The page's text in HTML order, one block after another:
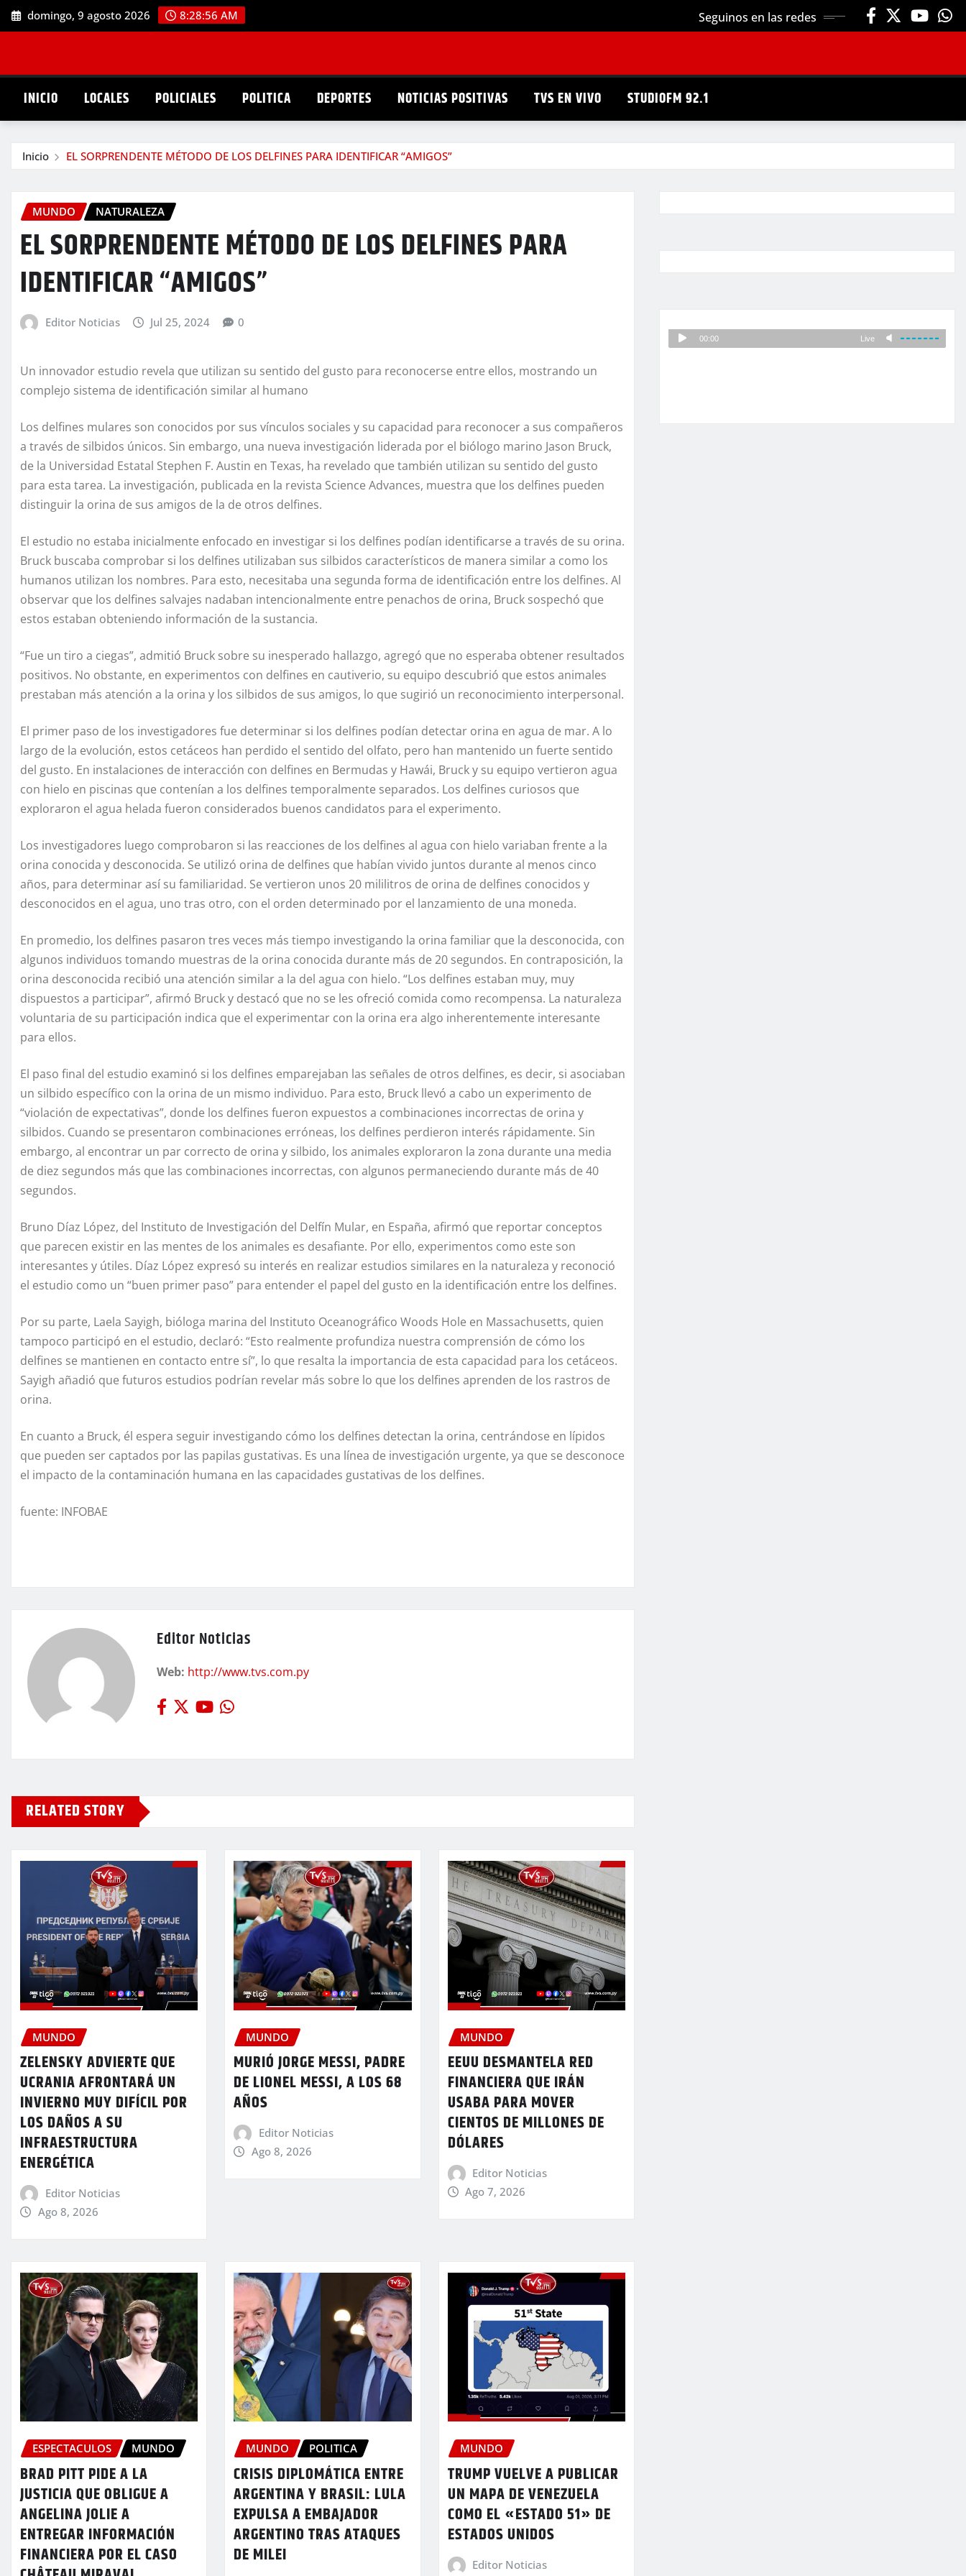
Saltar
al
domingo, 9 agosto 2026 8:28:57 AM Seguinos en las redes
INICIO LOCALES POLICIALES POLITICA DEPORTES NOTICIAS POSITIVAS TVS EN VIVO STUDIOFM 92.1
Inicio EL SORPRENDENTE MÉTODO DE LOS DELFINES PARA IDENTIFICAR “AMIGOS”
MUNDO NATURALEZA
EL SORPRENDENTE MÉTODO DE LOS DELFINES PARA
IDENTIFICAR “AMIGOS”
Editor Noticias Jul 25, 2024 0
Un innovador estudio revela que utilizan su sentido del gusto para reconocerse entre ellos, mostrando un
complejo sistema de identificación similar al humano
Los delfines mulares son conocidos por sus vínculos sociales y su capacidad para reconocer a sus compañeros
a través de silbidos únicos. Sin embargo, una nueva investigación liderada por el biólogo marino Jason Bruck,
de la Universidad Estatal Stephen F. Austin en Texas, ha revelado que también utilizan su sentido del gusto
para esta tarea. La investigación, publicada en la revista Science Advances, muestra que los delfines pueden
distinguir la orina de sus amigos de la de otros delfines.
El estudio no estaba inicialmente enfocado en investigar si los delfines podían identificarse a través de su orina.
Bruck buscaba comprobar si los delfines utilizaban sus silbidos característicos de manera similar a como los
humanos utilizan los nombres. Para esto, necesitaba una segunda forma de identificación entre los delfines. Al
observar que los delfines salvajes nadaban intencionalmente entre penachos de orina, Bruck sospechó que
estos estaban obteniendo información de la sustancia.
“Fue un tiro a ciegas”, admitió Bruck sobre su inesperado hallazgo, agregó que no esperaba obtener resultados
positivos. No obstante, en experimentos con delfines en cautiverio, su equipo descubrió que estos animales
prestaban más atención a la orina y los silbidos de sus amigos, lo que sugirió un reconocimiento interpersonal.
El primer paso de los investigadores fue determinar si los delfines podían detectar orina en agua de mar. A lo
largo de la evolución, estos cetáceos han perdido el sentido del olfato, pero han mantenido un fuerte sentido
del gusto. En instalaciones de interacción con delfines en Bermudas y Hawái, Bruck y su equipo vertieron agua
con hielo en piscinas que contenían a los delfines temporalmente separados. Los delfines curiosos que
exploraron el agua helada fueron considerados buenos candidatos para el experimento.
Los investigadores luego comprobaron si las reacciones de los delfines al agua con hielo variaban frente a la
orina conocida y desconocida. Se utilizó orina de delfines que habían vivido juntos durante al menos cinco
años, para determinar así su familiaridad. Se vertieron unos 20 mililitros de orina de delfines conocidos y
desconocidos en el agua, uno tras otro, con el orden determinado por el lanzamiento de una moneda.
En promedio, los delfines pasaron tres veces más tiempo investigando la orina familiar que la desconocida, con
algunos individuos tomando muestras de la orina conocida durante más de 20 segundos. En contraposición, la
orina desconocida recibió una atención similar a la del agua con hielo. “Los delfines estaban muy, muy
dispuestos a participar”, afirmó Bruck y destacó que no se les ofreció comida como recompensa. La naturaleza
voluntaria de su participación indica que el experimentar con la orina era algo inherentemente interesante
para ellos.
El paso final del estudio examinó si los delfines emparejaban las señales de otros delfines, es decir, si asociaban
un silbido específico con la orina de un mismo individuo. Para esto, Bruck llevó a cabo un experimento de
“violación de expectativas”, donde los delfines fueron expuestos a combinaciones incorrectas de orina y
silbidos. Cuando se presentaron combinaciones erróneas, los delfines perdieron interés rápidamente. Sin
embargo, al encontrar un par correcto de orina y silbido, los animales exploraron la zona durante una media
de diez segundos más que las combinaciones incorrectas, con algunos permaneciendo durante más de 40
segundos.
Bruno Díaz López, del Instituto de Investigación del Delfín Mular, en España, afirmó que reportar conceptos
que parecen existir en las mentes de los animales es desafiante. Por ello, experimentos como este son
interesantes y útiles. Díaz López expresó su interés en realizar estudios similares en la naturaleza y reconoció
el estudio como un “buen primer paso” para entender el papel del gusto en la identificación entre los delfines.
Por su parte, Laela Sayigh, bióloga marina del Instituto Oceanográfico Woods Hole en Massachusetts, quien
tampoco participó en el estudio, declaró: “Esto realmente profundiza nuestra comprensión de cómo los
delfines se mantienen en contacto entre sí”, lo que resalta la importancia de esta capacidad para los cetáceos.
Sayigh añadió que futuros estudios podrían revelar más sobre lo que los delfines aprenden de los rastros de
orina.
En cuanto a Bruck, él espera seguir investigando cómo los delfines detectan la orina, centrándose en lípidos
que pueden ser captados por las papilas gustativas. Es una línea de investigación urgente, ya que se desconoce
el impacto de la contaminación humana en las capacidades gustativas de los delfines.
fuente: INFOBAE
Editor Noticias
Web: http://www.tvs.com.py
RELATED STORY
MUNDO
ZELENSKY ADVIERTE QUE
UCRANIA AFRONTARÁ UN
INVIERNO MUY DIFÍCIL POR
LOS DAÑOS A SU
INFRAESTRUCTURA
ENERGÉTICA
Editor Noticias
Ago 8, 2026
MUNDO
MURIÓ JORGE MESSI, PADRE
DE LIONEL MESSI, A LOS 68
AÑOS
Editor Noticias
Ago 8, 2026
MUNDO
EEUU DESMANTELA RED
FINANCIERA QUE IRÁN
USABA PARA MOVER
CIENTOS DE MILLONES DE
DÓLARES
Editor Noticias
Ago 7, 2026
ESPECTACULOS MUNDO
BRAD PITT PIDE A LA
JUSTICIA QUE OBLIGUE A
ANGELINA JOLIE A
ENTREGAR INFORMACIÓN
FINANCIERA POR EL CASO
MUNDO POLITICA
CRISIS DIPLOMÁTICA ENTRE
ARGENTINA Y BRASIL: LULA
EXPULSA A EMBAJADOR
ARGENTINO TRAS ATAQUES
DE MILEI
MUNDO
TRUMP VUELVE A PUBLICAR
UN MAPA DE VENEZUELA
COMO EL «ESTADO 51» DE
ESTADOS UNIDOS
Editor Noticias